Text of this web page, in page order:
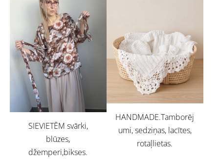
SIEVIETĒM svārki,
blūzes,
džemperi,bikses.
HANDMADE.Tamborēj
umi, sedziņas, lacītes,
rotaļlietas.